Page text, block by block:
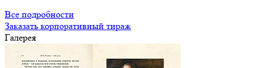
Все подробности
Заказать корпоративный тираж
Галерея